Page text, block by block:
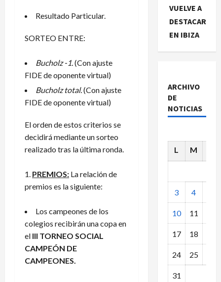
Resultado Particular.
SORTEO ENTRE:
Bucholz -1.(Con ajuste
FIDE de oponente virtual)
Bucholz total.(Con ajuste
FIDE de oponente virtual)
El orden de estos criterios se
decidirá mediante un sorteo
realizado tras la última ronda.
PREMIOS: La relación de
premios es la siguiente:
Los campeones de los
colegios recibirán una copa en
el III TORNEO SOCIAL
CAMPEÓN DE
CAMPEONES.
VUELVE A
DESTACAR
EN IBIZA
ARCHIVO
DE
NOTICIAS
L M
3 4
10 11
17 18
24 25
31